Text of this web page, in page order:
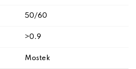
50/60
>0.9
Mostek